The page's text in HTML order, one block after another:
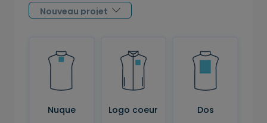
Nuque Logo coeur Dos